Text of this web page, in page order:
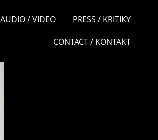
AUDIO / VIDEO PRESS / KRITIKY
CONTACT / KONTAKT